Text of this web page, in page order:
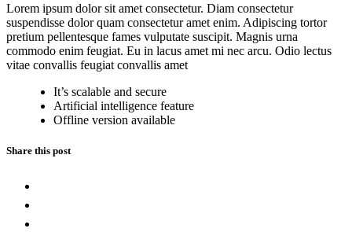
Lorem ipsum dolor sit amet consectetur. Diam consectetur
suspendisse dolor quam consectetur amet enim. Adipiscing tortor
pretium pellentesque fames vulputate suscipit. Magnis urna
commodo enim feugiat. Eu in lacus amet mi nec arcu. Odio lectus
vitae convallis feugiat convallis amet
It’s scalable and secure
Artificial intelligence feature
Offline version available
Share this post